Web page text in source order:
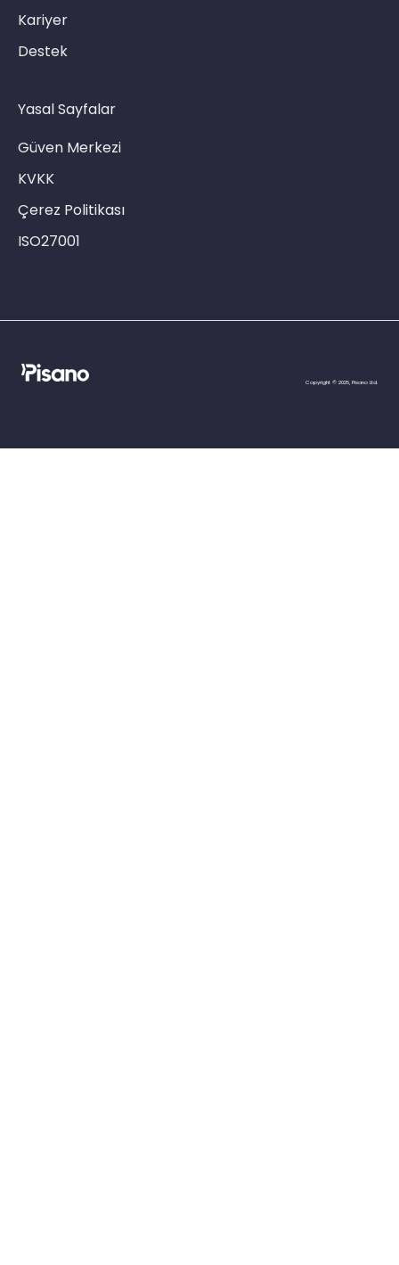
Kariyer
Destek
Yasal Sayfalar
Güven Merkezi
KVKK
Çerez Politikası
ISO27001
Copyright © 2025, Pisano Ltd.